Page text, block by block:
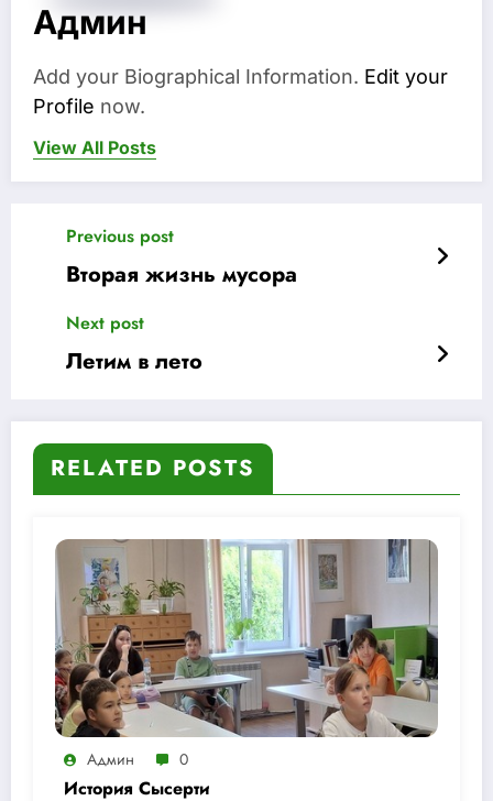
Админ
Add your Biographical Information. Edit your
Profile now.
View All Posts
Previous post
Вторая жизнь мусора
Next post
Летим в лето
RELATED POSTS
Админ 0
История Сысерти